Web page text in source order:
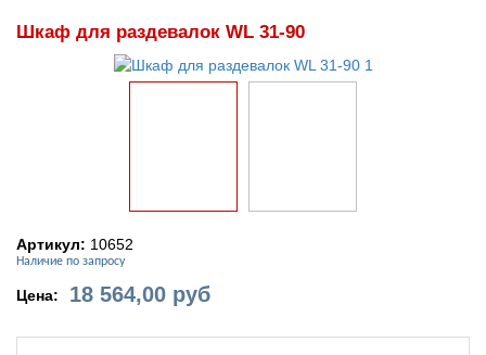
Шкаф для раздевалок WL 31-90
Артикул: 10652
Наличие по запросу
Цена: 18 564,00 руб